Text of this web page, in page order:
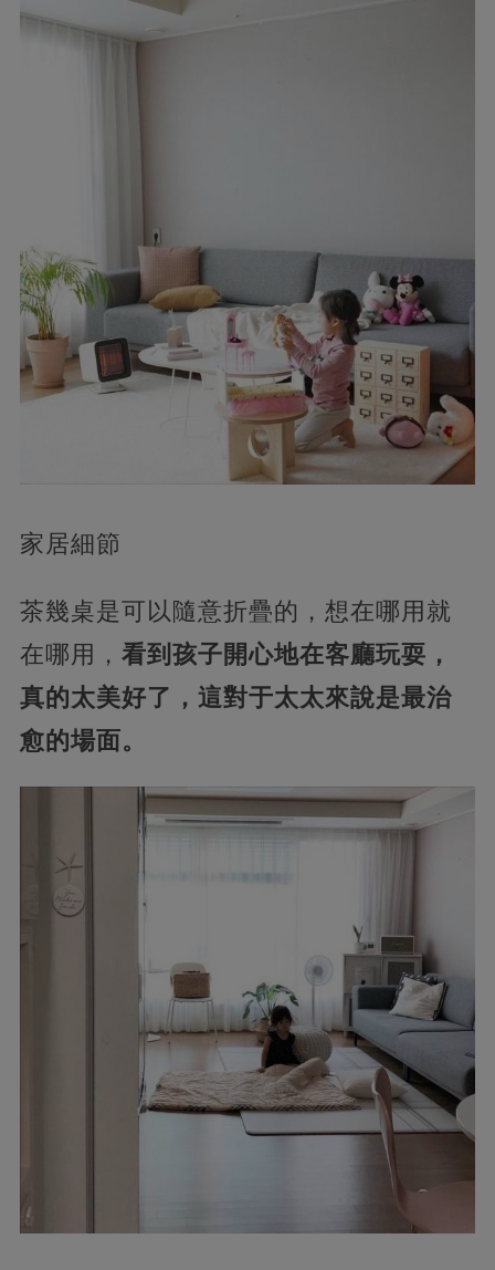
家居細節
茶幾桌是可以隨意折疊的，想在哪用就
在哪用， 看到孩子開心地在客廳玩耍，
真的太美好了，這對于太太來說是最治
愈的場面。